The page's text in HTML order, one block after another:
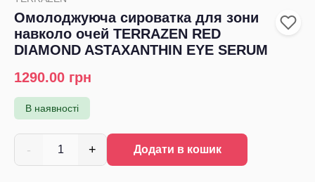
Омолоджуюча сироватка для зони
навколо очей TERRAZEN RED
DIAMOND ASTAXANTHIN EYE SERUM
1290.00 грн
В наявності
- 1 + Додати в кошик